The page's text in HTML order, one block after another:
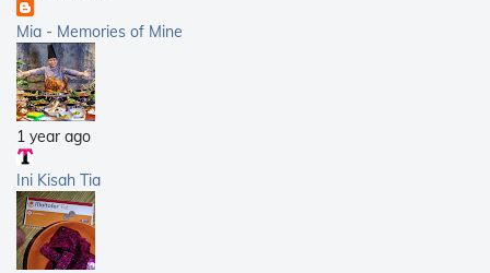
Mia - Memories of Mine
1 year ago
Ini Kisah Tia